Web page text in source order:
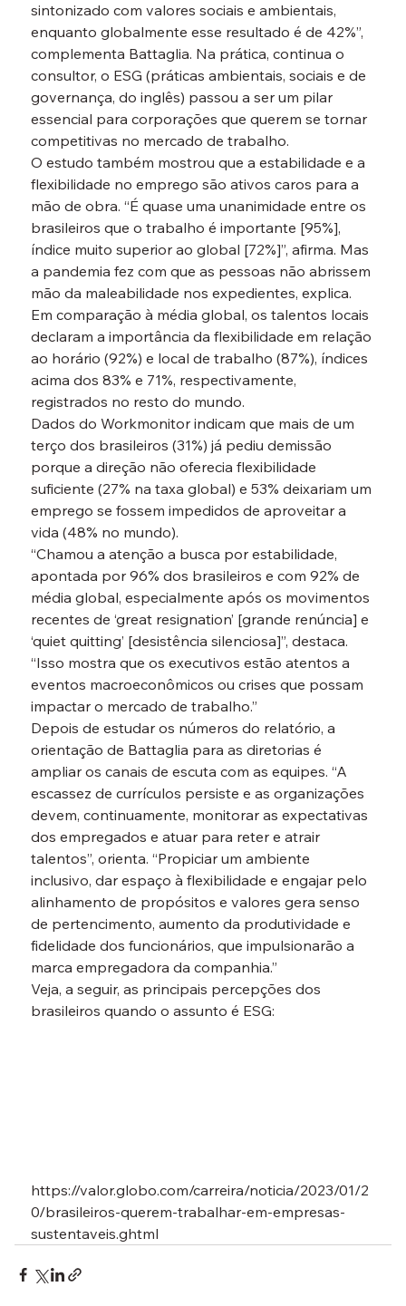
sintonizado com valores sociais e ambientais,
enquanto globalmente esse resultado é de 42%”,
complementa Battaglia. Na prática, continua o
consultor, o ESG (práticas ambientais, sociais e de
governança, do inglês) passou a ser um pilar
essencial para corporações que querem se tornar
competitivas no mercado de trabalho.
O estudo também mostrou que a estabilidade e a
flexibilidade no emprego são ativos caros para a
mão de obra. “É quase uma unanimidade entre os
brasileiros que o trabalho é importante [95%],
índice muito superior ao global [72%]”, afirma. Mas
a pandemia fez com que as pessoas não abrissem
mão da maleabilidade nos expedientes, explica.
Em comparação à média global, os talentos locais
declaram a importância da flexibilidade em relação
ao horário (92%) e local de trabalho (87%), índices
acima dos 83% e 71%, respectivamente,
registrados no resto do mundo.
Dados do Workmonitor indicam que mais de um
terço dos brasileiros (31%) já pediu demissão
porque a direção não oferecia flexibilidade
suficiente (27% na taxa global) e 53% deixariam um
emprego se fossem impedidos de aproveitar a
vida (48% no mundo).
“Chamou a atenção a busca por estabilidade,
apontada por 96% dos brasileiros e com 92% de
média global, especialmente após os movimentos
recentes de ‘great resignation’ [grande renúncia] e
‘quiet quitting’ [desistência silenciosa]”, destaca.
“Isso mostra que os executivos estão atentos a
eventos macroeconômicos ou crises que possam
impactar o mercado de trabalho.”
Depois de estudar os números do relatório, a
orientação de Battaglia para as diretorias é
ampliar os canais de escuta com as equipes. “A
escassez de currículos persiste e as organizações
devem, continuamente, monitorar as expectativas
dos empregados e atuar para reter e atrair
talentos”, orienta. “Propiciar um ambiente
inclusivo, dar espaço à flexibilidade e engajar pelo
alinhamento de propósitos e valores gera senso
de pertencimento, aumento da produtividade e
fidelidade dos funcionários, que impulsionarão a
marca empregadora da companhia.”
Veja, a seguir, as principais percepções dos
brasileiros quando o assunto é ESG:
https://valor.globo.com/carreira/noticia/2023/01/2
0/brasileiros-querem-trabalhar-em-empresas-
sustentaveis.ghtml